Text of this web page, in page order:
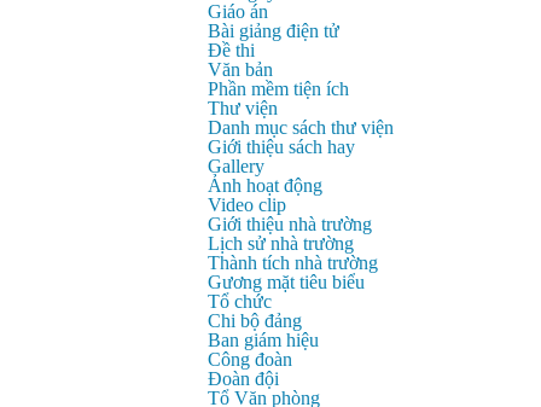
Giáo án
Bài giảng điện tử
Đề thi
Văn bản
Phần mềm tiện ích
Thư viện
Danh mục sách thư viện
Giới thiệu sách hay
Gallery
Ảnh hoạt động
Video clip
Giới thiệu nhà trường
Lịch sử nhà trường
Thành tích nhà trường
Gương mặt tiêu biểu
Tổ chức
Chi bộ đảng
Ban giám hiệu
Công đoàn
Đoàn đội
Tổ Văn phòng